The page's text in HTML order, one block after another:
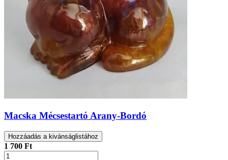
Macska Mécsestartó Arany-Bordó
Hozzáadás a kivánságlistához
1 700 Ft